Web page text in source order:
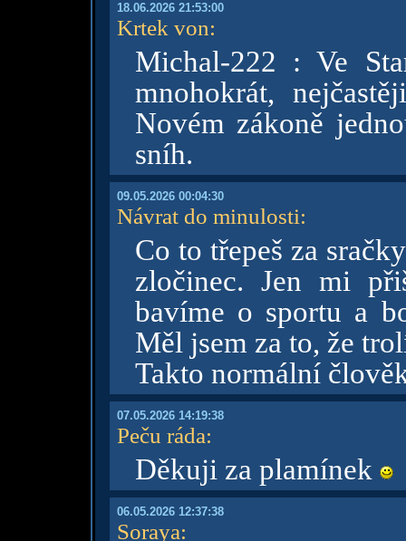
18.06.2026 21:53:00
Krtek von:
Michal-222 : Ve
mnohokrát,
Novém zákoně
sníh.
09.05.2026 00:04:30
Návrat do minulosti:
Co to třepeš za
zločinec. Jen mi
bavíme o sportu a
Měl jsem za to, že
Takto normální
07.05.2026 14:19:38
Peču ráda:
Děkuji za plamínek
06.05.2026 12:37:38
Soraya: